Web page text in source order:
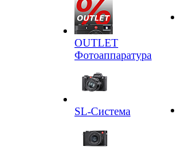
OUTLET
Фотоаппаратура
SL-Система